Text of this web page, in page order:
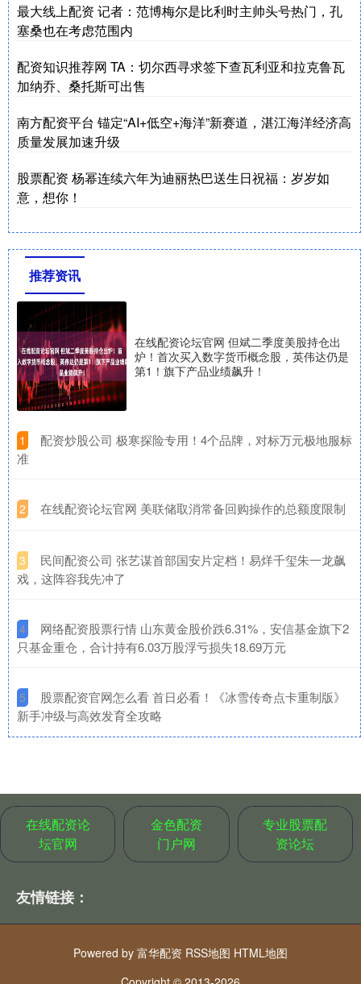
最大线上配资 记者：范博梅尔是比利时主帅头号热门，孔
塞桑也在考虑范围内
配资知识推荐网 TA：切尔西寻求签下查瓦利亚和拉克鲁瓦
加纳乔、桑托斯可出售
南方配资平台 锚定“AI+低空+海洋”新赛道，湛江海洋经济高
质量发展加速升级
股票配资 杨幂连续六年为迪丽热巴送生日祝福：岁岁如
意，想你！
推荐资讯
在线配资论坛官网 但斌二季度美股持仓出
炉！首次买入数字货币概念股，英伟达仍是
第1！旗下产品业绩飙升！
1
​配资炒股公司 极寒探险专用！4个品牌，对标万元极地服标
准
2 ​在线配资论坛官网 美联储取消常备回购操作的总额度限制
3
​民间配资公司 张艺谋首部国安片定档！易烊千玺朱一龙飙
戏，这阵容我先冲了
4
​网络配资股票行情 山东黄金股价跌6.31%，安信基金旗下2
只基金重仓，合计持有6.03万股浮亏损失18.69万元
5
​股票配资官网怎么看 首日必看！《冰雪传奇点卡重制版》
新手冲级与高效发育全攻略
在线配资论
坛官网
金色配资
门户网
专业股票配
资论坛
友情链接：
Powered by 富华配资 RSS地图 HTML地图